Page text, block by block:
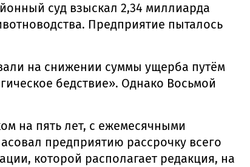
суд взыскал 2,34 миллиарда
Предприятие пыталось
на снижении суммы ущерба путём
бедствие». Однако Восьмой
на пять лет, с ежемесячными
предприятию рассрочку всего
которой располагает редакция, на